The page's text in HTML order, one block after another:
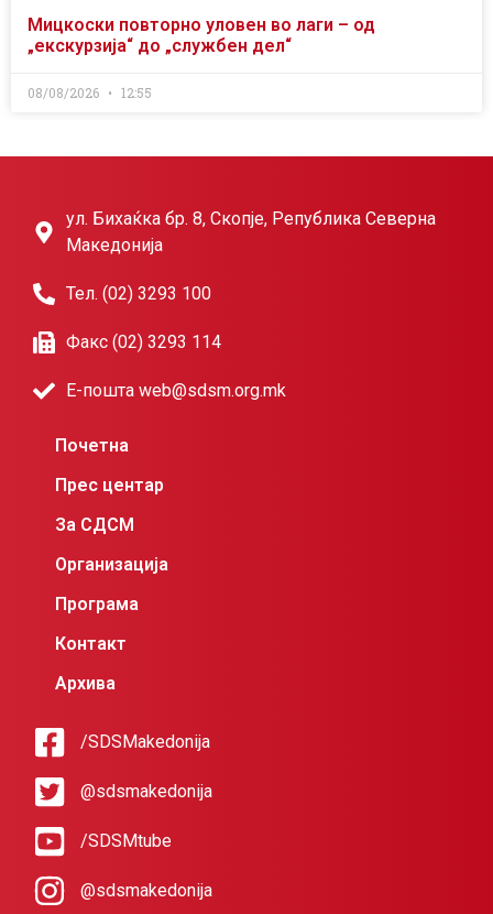
Мицкоски повторно уловен во лаги – од
„екскурзија“ до „службен дел“
08/08/2026 12:55
ул. Бихаќка бр. 8, Скопје, Република Северна
Македонија
Тел. (02) 3293 100
Факс (02) 3293 114
Е-пошта web@sdsm.org.mk
Почетна
Прес центар
За СДСМ
Организација
Програма
Контакт
Архива
/SDSMakedonija
@sdsmakedonija
/SDSMtube
@sdsmakedonija